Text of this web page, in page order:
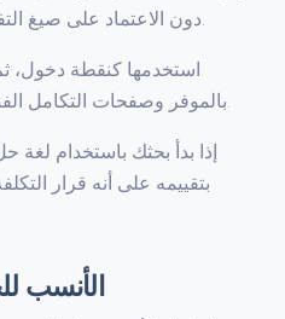
استخدمها كنقطة دخول،
إذا بدأ بحثك باستخدام
بتقييمه على أنه قرار
الأنسب